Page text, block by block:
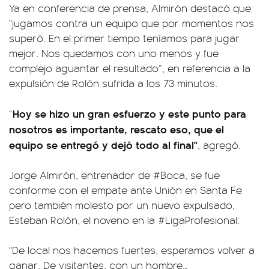
Ya en conferencia de prensa, Almirón destacó que
"jugamos contra un equipo que por momentos nos
superó. En el primer tiempo teníamos para jugar
mejor. Nos quedamos con uno menos y fue
complejo aguantar el resultado”, en referencia a la
expulsión de Rolón sufrida a los 73 minutos.
“Hoy se hizo un gran esfuerzo y este punto para
nosotros es importante, rescato eso, que el
equipo se entregó y dejó todo al final", agregó.
Jorge Almirón, entrenador de #Boca, se fue
conforme con el empate ante Unión en Santa Fe
pero también molesto por un nuevo expulsado,
Esteban Rolón, el noveno en la #LigaProfesional:
"De local nos hacemos fuertes, esperamos volver a
ganar. De visitantes, con un hombre…